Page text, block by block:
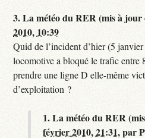
3.La météo du RER (mis à
2010, 10:39
Quid de l’incident d’hier (5
locomotive a bloqué le trafic entre
prendre une ligne D elle-même
d’exploitation ?
1.La météo du RER
février 2010, 21:31,par